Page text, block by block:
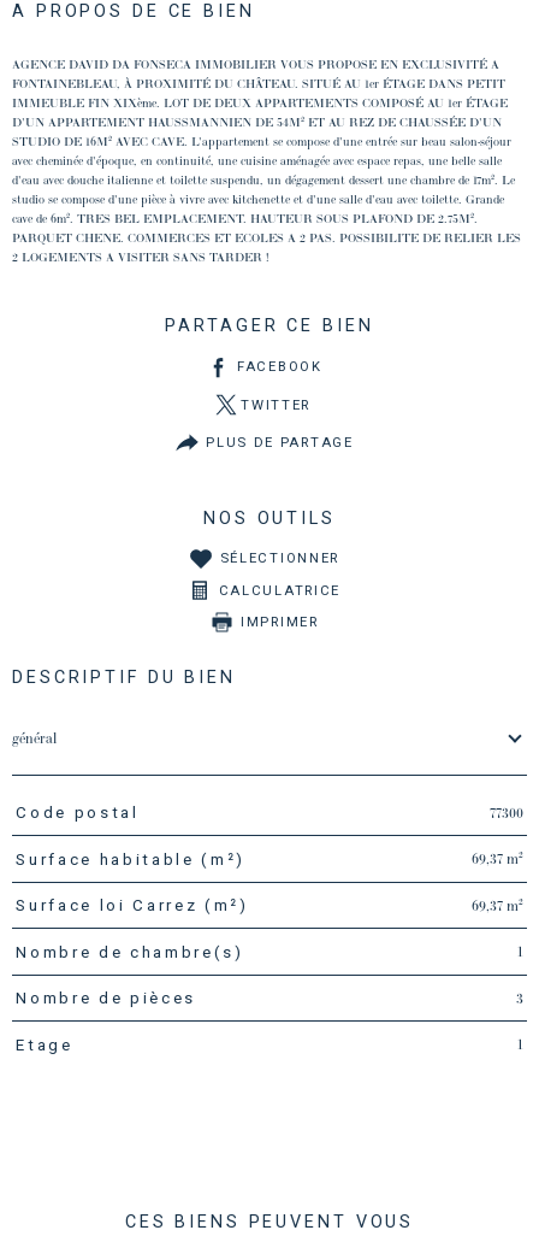
A PROPOS DE CE BIEN
AGENCE DAVID DA FONSECA IMMOBILIER VOUS PROPOSE EN EXCLUSIVITÉ A
FONTAINEBLEAU, À PROXIMITÉ DU CHÂTEAU. SITUÉ AU 1er ÉTAGE DANS PETIT
IMMEUBLE FIN XIXème. LOT DE DEUX APPARTEMENTS COMPOSÉ AU 1er ÉTAGE
D'UN APPARTEMENT HAUSSMANNIEN DE 54M² ET AU REZ DE CHAUSSÉE D'UN
STUDIO DE 16M² AVEC CAVE. L'appartement se compose d'une entrée sur beau salon-séjour
avec cheminée d'époque, en continuité, une cuisine aménagée avec espace repas, une belle salle
d'eau avec douche italienne et toilette suspendu, un dégagement dessert une chambre de 17m². Le
studio se compose d'une pièce à vivre avec kitchenette et d'une salle d'eau avec toilette. Grande
cave de 6m². TRES BEL EMPLACEMENT. HAUTEUR SOUS PLAFOND DE 2.75M².
PARQUET CHENE. COMMERCES ET ECOLES A 2 PAS. POSSIBILITE DE RELIER LES
2 LOGEMENTS A VISITER SANS TARDER !
PARTAGER CE BIEN
FACEBOOK
TWITTER
PLUS DE PARTAGE
NOS OUTILS
SÉLECTIONNER
CALCULATRICE
IMPRIMER
DESCRIPTIF DU BIEN
général
TRAD_PAMPERO_Caracteristique
Code postal 77300
Surface habitable (m²) 69,37 m²
Surface loi Carrez (m²) 69,37 m²
Nombre de chambre(s) 1
Nombre de pièces 3
Etage 1
CES BIENS PEUVENT VOUS